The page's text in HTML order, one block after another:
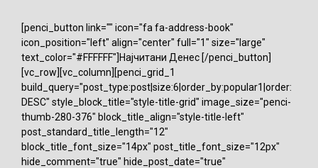
[penci_button link="" icon="fa fa-address-book"
icon_position="left" align="center" full="1" size="large"
text_color="#FFFFFF"]Најчитани Денес [/penci_button]
[vc_row][vc_column][penci_grid_1
build_query="post_type:post|size:6|order_by:popular1|order:
DESC" style_block_title="style-title-grid" image_size="penci-
thumb-280-376" block_title_align="style-title-left"
post_standard_title_length="12"
block_title_font_size="14px" post_title_font_size="12px"
hide_comment="true" hide_post_date="true"